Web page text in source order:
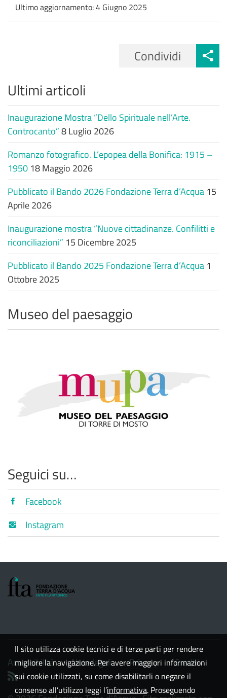
Ultimo aggiornamento:4 Giugno 2025
Condividi
Ultimi articoli
Inaugurazione Mostra “Dello Spirituale nell’Arte.
Controcanto”8 Luglio 2026
Romanzo fotografico. L’epopea della Bonifica: 1915 –
1950 18 Maggio 2026
Pubblicato il Bando 2026 Fondazione Terra d’Acqua 15
Aprile 2026
Inaugurazione mostra “Nuove cittadinanze. Confilitti e
riconciliazioni” 15 Dicembre 2025
Pubblicato il Bando 2025 Fondazione Terra d’Acqua 1
Ottobre 2025
Museo del paesaggio
Seguici su…
Facebook
Instagram
Accessibilità Note legali Privacy Crediti
Il sito utilizza cookie tecnici e di terze parti per rendere
migliore la navigazione. Per avere maggiori informazioni
sui cookie utilizzati, su come disabilitarli o negare il
consenso all’utilizzo leggi l’informativa. Proseguendo